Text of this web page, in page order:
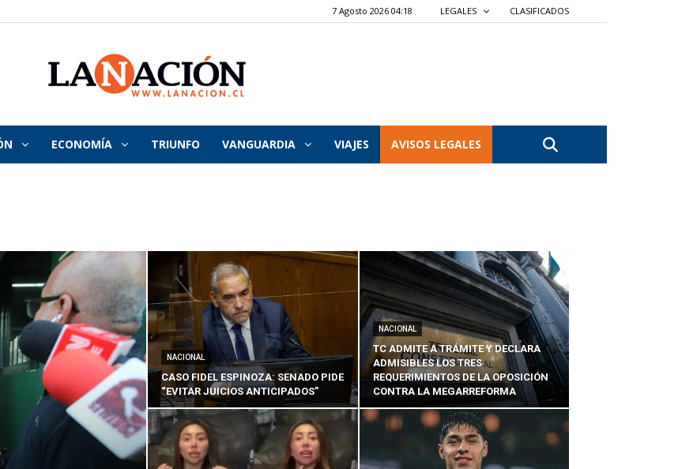
7 Agosto 2026 04:18 LEGALES CLASIFICADOS
La
Nación
ECONOMÍA TRIUNFO VANGUARDIA VIAJES AVISOS LEGALES
NACIONAL
CASO FIDEL ESPINOZA: SENADO PIDE
“EVITAR JUICIOS ANTICIPADOS”
NACIONAL
TC ADMITE A TRÁMITE Y DECLARA
ADMISIBLES LOS TRES
REQUERIMIENTOS DE LA OPOSICIÓN
CONTRA LA MEGARREFORMA